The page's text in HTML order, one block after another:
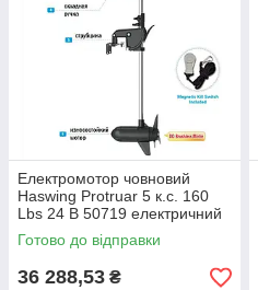
Електромотор човновий
Haswing Protruar 5 к.с. 160
Lbs 24 В 50719 електричний
мотор для великих човнів з
регулюванням швидкості
Готово до відправки
36 288,53 ₴